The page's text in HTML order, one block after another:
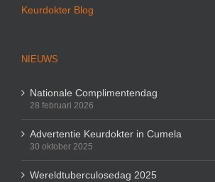
Keurdokter Blog
NIEUWS
Nationale Complimentendag
28 februari 2026
Advertentie Keurdokter in Cumela
30 oktober 2025
Wereldtuberculosedag 2025